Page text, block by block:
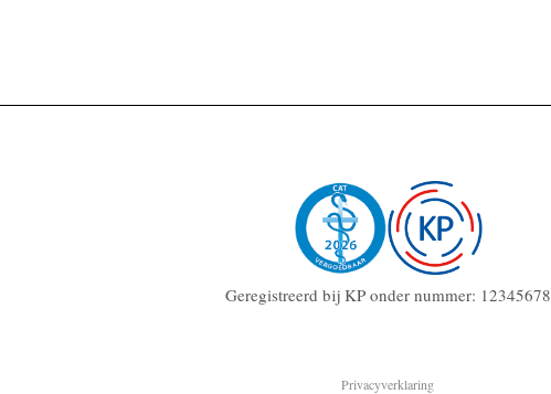
Geregistreerd bij KP onder nummer: 12345678
Privacyverklaring